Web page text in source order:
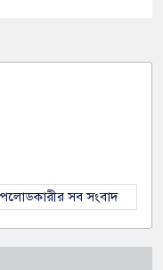
সব সংবাদ